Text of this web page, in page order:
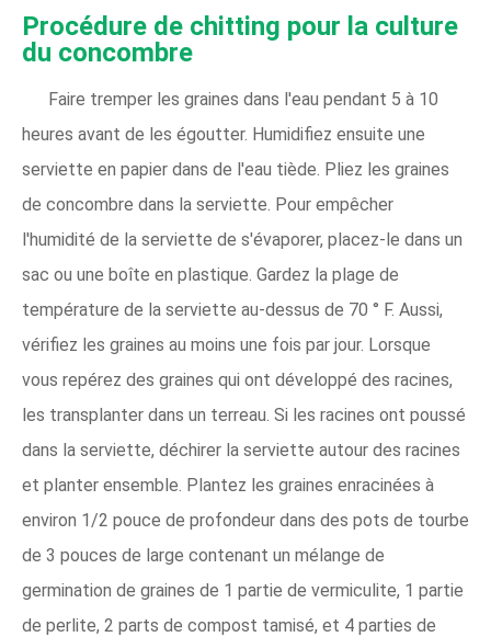
Procédure de chitting pour la culture
du concombre
Faire tremper les graines dans l'eau pendant 5 à 10
heures avant de les égoutter. Humidifiez ensuite une
serviette en papier dans de l'eau tiède. Pliez les graines
de concombre dans la serviette. Pour empêcher
l'humidité de la serviette de s'évaporer, placez-le dans un
sac ou une boîte en plastique. Gardez la plage de
température de la serviette au-dessus de 70 ° F. Aussi,
vérifiez les graines au moins une fois par jour. Lorsque
vous repérez des graines qui ont développé des racines,
les transplanter dans un terreau. Si les racines ont poussé
dans la serviette, déchirer la serviette autour des racines
et planter ensemble. Plantez les graines enracinées à
environ 1/2 pouce de profondeur dans des pots de tourbe
de 3 pouces de large contenant un mélange de
germination de graines de 1 partie de vermiculite, 1 partie
de perlite, 2 parts de compost tamisé, et 4 parties de